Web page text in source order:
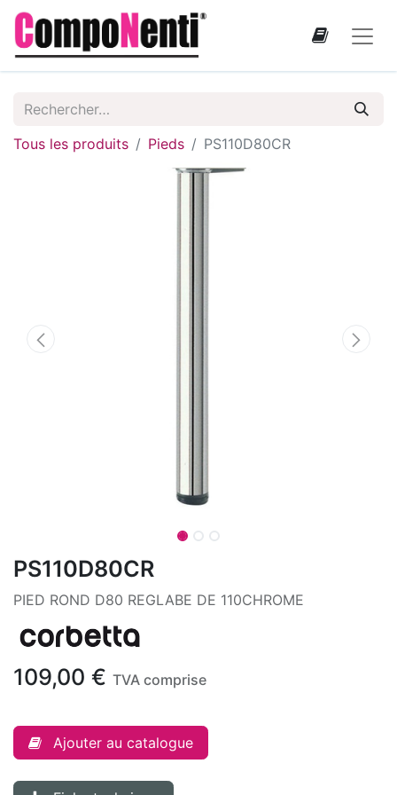
Tous les produits Pieds PS110D80CR
PS110D80CR
PIED ROND D80 REGLABE DE 110CHROME
109,00 € TVA comprise
Ajouter au catalogue